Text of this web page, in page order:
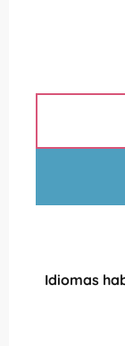
Idiomas
Idiomas